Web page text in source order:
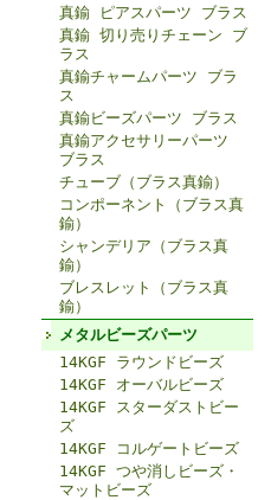
真鍮 ピアスパーツ ブラス
真鍮 切り売りチェーン ブ
ラス
真鍮チャームパーツ ブラ
ス
真鍮ビーズパーツ ブラス
真鍮アクセサリーパーツ
ブラス
チューブ（ブラス真鍮）
コンポーネント（ブラス真
鍮）
シャンデリア（ブラス真
鍮）
ブレスレット（ブラス真
鍮）
メタルビーズパーツ
14KGF ラウンドビーズ
14KGF オーバルビーズ
14KGF スターダストビー
ズ
14KGF コルゲートビーズ
14KGF つや消しビーズ・
マットビーズ